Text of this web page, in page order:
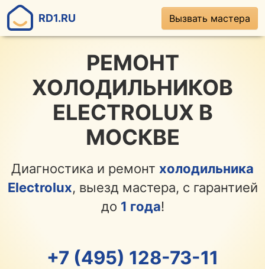
RD1.RU Вызвать мастера
РЕМОНТ
ХОЛОДИЛЬНИКОВ
ELECTROLUX В
МОСКВЕ
Диагностика и ремонт холодильника
Electrolux, выезд мастера, с гарантией
до 1 года!
+7 (495) 128-73-11